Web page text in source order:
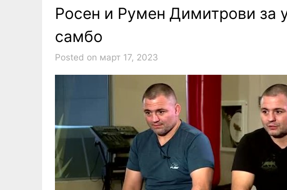
Росен и Румен Димитрови за
самбо
Posted on март 17, 2023